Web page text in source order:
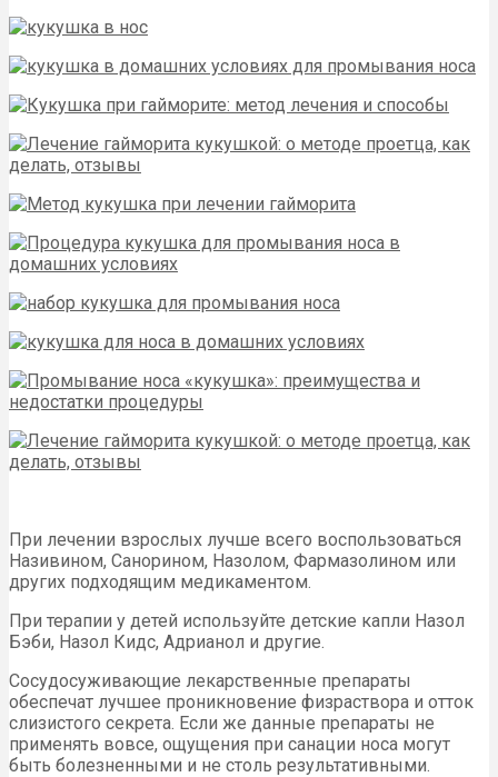
При лечении взрослых лучше всего воспользоваться
Називином, Санорином, Назолом, Фармазолином или
других подходящим медикаментом.
При терапии у детей используйте детские капли Назол
Бэби, Назол Кидс, Адрианол и другие.
Сосудосуживающие лекарственные препараты
обеспечат лучшее проникновение физраствора и отток
слизистого секрета. Если же данные препараты не
применять вовсе, ощущения при санации носа могут
быть болезненными и не столь результативными.